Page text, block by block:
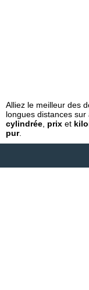
Alliez le meilleur des
longues distances
cylindrée prix et
pur.